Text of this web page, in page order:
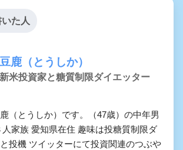
た人
豆鹿（とうしか）
新米投資家と糖質制限ダイエッター
（とうしか）です。（47歳）の中年男
家族 愛知県在住 趣味は投糖質制限ダ
投機 ツイッターにて投資関連のつぶや